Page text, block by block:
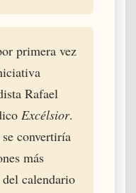
primera vez
Rafael
Excélsior.
convertiría
más
calendario